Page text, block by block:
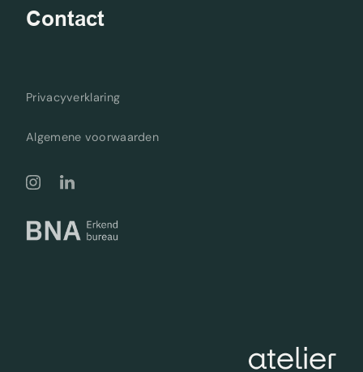
Contact
Privacyverklaring
Algemene voorwaarden